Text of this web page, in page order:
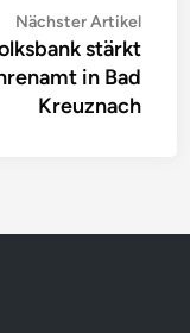
Nächster Artikel
stärkt
in Bad
Kreuznach